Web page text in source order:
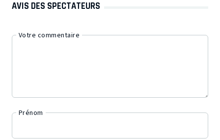
AVIS DES SPECTATEURS
Votre commentaire
Prénom